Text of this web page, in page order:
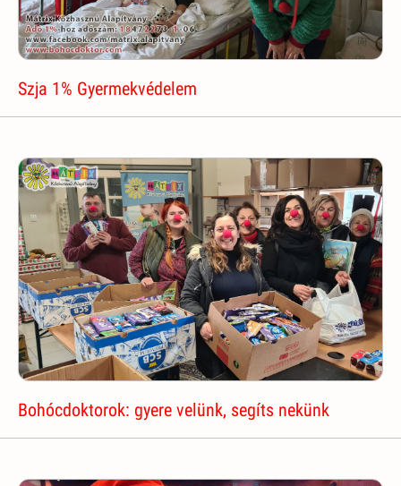
Szja 1% Gyermekvédelem
Bohócdoktorok: gyere velünk, segíts nekünk